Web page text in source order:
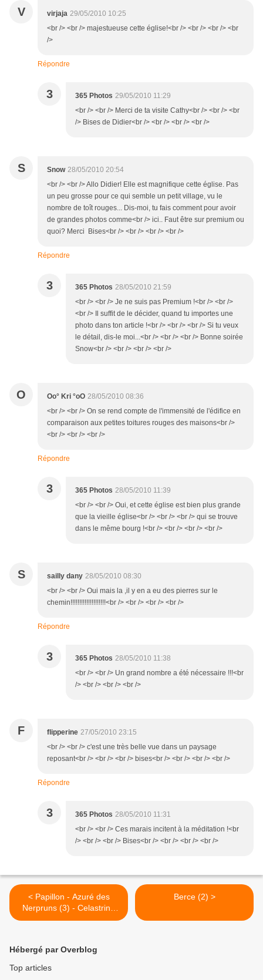
V virjaja 29/05/2010 10:25
<br /> <br /> majestueuse cette église!<br /> <br /> <br /> <br
/>
Répondre
3 365 Photos 29/05/2010 11:29
<br /> <br /> Merci de ta visite Cathy<br /> <br /> <br
/> Bises de Didier<br /> <br /> <br /> <br />
S Snow 28/05/2010 20:54
<br /> <br /> Allo Didier! Elle est magnifique cette église. Pas
un peu grosse pour ce qui semble un petit village, vu le
nombre de toît rouges... Dis-moi, tu fais comment pour avoir
de grandes photos comme<br /> ici.. Faut être sur premium ou
quoi? Merci Bises<br /> <br /> <br /> <br />
Répondre
3 365 Photos 28/05/2010 21:59
<br /> <br /> Je ne suis pas Premium !<br /> <br />
<br /> Il suffit de le décider, quand tu importes une
photo dans ton article !<br /> <br /> <br /> Si tu veux
le détail, dis-le moi...<br /> <br /> <br /> Bonne soirée
Snow<br /> <br /> <br /> <br />
O Oo° Kri °oO 28/05/2010 08:36
<br /> <br /> On se rend compte de l'immensité de l'édifice en
comparaison aux petites toitures rouges des maisons<br />
<br /> <br /> <br />
Répondre
3 365 Photos 28/05/2010 11:39
<br /> <br /> Oui, et cette église est bien plus grande
que la vieille église<br /> <br /> <br /> qui se trouve
dans le même bourg !<br /> <br /> <br /> <br />
S sailly dany 28/05/2010 08:30
<br /> <br /> Oui mais la ,il y en a eu des pierres sur le
chemin!!!!!!!!!!!!!!!!!!!!<br /> <br /> <br /> <br />
Répondre
3 365 Photos 28/05/2010 11:38
<br /> <br /> Un grand nombre a été nécessaire !!!<br
/> <br /> <br /> <br />
F flipperine 27/05/2010 23:15
<br /> <br /> c'est une très belle vue dans un paysage
reposant<br /> <br /> <br /> bises<br /> <br /> <br /> <br />
Répondre
3 365 Photos 28/05/2010 11:31
<br /> <br /> Ces marais incitent à la méditation !<br
/> <br /> <br /> Bises<br /> <br /> <br /> <br />
< Papillon - Azuré des
Nerpruns (3) - Celastrina
argiolus
Berce (2) >
Hébergé par Overblog
Top articles